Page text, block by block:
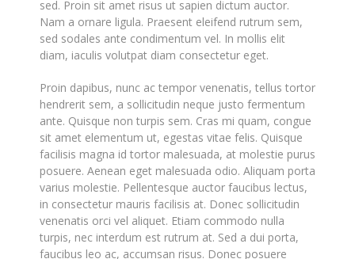
sed. Proin sit amet risus ut sapien dictum auctor.
Nam a ornare ligula. Praesent eleifend rutrum sem,
sed sodales ante condimentum vel. In mollis elit
diam, iaculis volutpat diam consectetur eget.
Proin dapibus, nunc ac tempor venenatis, tellus tortor
hendrerit sem, a sollicitudin neque justo fermentum
ante. Quisque non turpis sem. Cras mi quam, congue
sit amet elementum ut, egestas vitae felis. Quisque
facilisis magna id tortor malesuada, at molestie purus
posuere. Aenean eget malesuada odio. Aliquam porta
varius molestie. Pellentesque auctor faucibus lectus,
in consectetur mauris facilisis at. Donec sollicitudin
venenatis orci vel aliquet. Etiam commodo nulla
turpis, nec interdum est rutrum at. Sed a dui porta,
faucibus leo ac, accumsan risus. Donec posuere